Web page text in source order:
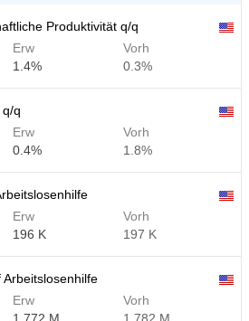
Produktivität q/q
Erw
1.4%
Vorh
0.3%
q
Erw
0.4%
Vorh
1.8%
Erw
196 K
Vorh
197 K
Erw
Vorh